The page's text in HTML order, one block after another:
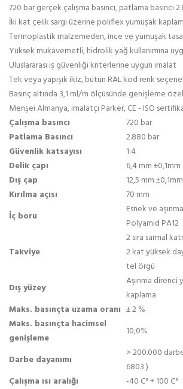
720 bar gerçek çalışma basıncı, patlama basıncı
İki kat çelik sargı üzerine poliflex yumuşak
Termoplastik malzemeden, ince ve yumuşak
Yüksek mukavemetli, hidrolik yağ kullanımına
Uluslararası iş güvenliği kriterlerine uygun imalat
Tek veya yapışık ikiz, bütün RAL kod renk
Basınç altında 3,1 ml/m ölçüsünde genişleme
Menşei Almanya, imalatçı Parker, CE - ISO
Çalışma basıncı
720 bar
Patlama Basıncı
2.880 bar
Güvenlik katsayısı
1:4
Delik çapı
6,4 mm
Dış çap
12,5 mm ±0,1mm
Kırılma açısı
70 mm
İç boru
Esnek ve
Polyamid PA12
Takviye
2 sıra sarmal
2 kat yüksek
tel örgü
Dış yüzey
Aşınma
kaplama
Maks. basınçta uzama oranı ± 2 %
Maks. basınçta hacimsel
genişleme
10,0%
Darbe dayanımı
> 200.000
6803 )
Çalışma ısı aralığı
-40 C° + 100 C°